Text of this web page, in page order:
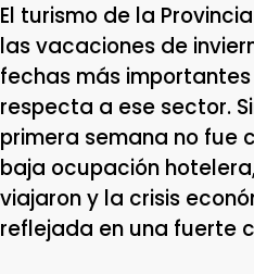
El turismo de la
las vacaciones de
fechas más
respecta a ese sector.
primera semana no fue
baja ocupación
viajaron y la crisis
reflejada en una fuerte